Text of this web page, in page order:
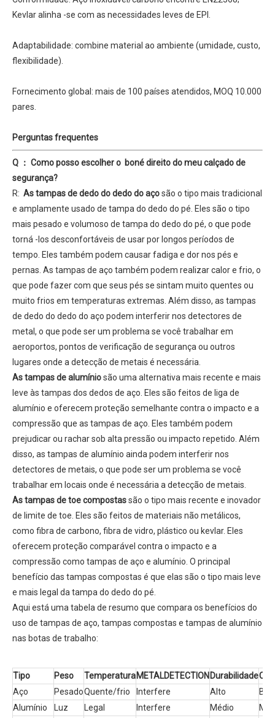
Kevlar alinha -se com as necessidades leves de EPI.
Adaptabilidade: combine material ao ambiente (umidade, custo,
flexibilidade).
Fornecimento global: mais de 100 países atendidos, MOQ 10.000
pares.
Perguntas frequentes
Q ： Como posso escolher o boné direito do meu calçado de
segurança?
R: As tampas de dedo do dedo do açosão o tipo mais tradicional
e amplamente usado de tampa do dedo do pé. Eles são o tipo
mais pesado e volumoso de tampa do dedo do pé, o que pode
torná -los desconfortáveis ​​de usar por longos períodos de
tempo. Eles também podem causar fadiga e dor nos pés e
pernas. As tampas de aço também podem realizar calor e frio, o
que pode fazer com que seus pés se sintam muito quentes ou
muito frios em temperaturas extremas. Além disso, as tampas
de dedo do dedo do aço podem interferir nos detectores de
metal, o que pode ser um problema se você trabalhar em
aeroportos, pontos de verificação de segurança ou outros
lugares onde a detecção de metais é necessária.
As tampas de alumíniosão uma alternativa mais recente e mais
leve às tampas dos dedos de aço. Eles são feitos de liga de
alumínio e oferecem proteção semelhante contra o impacto e a
compressão que as tampas de aço. Eles também podem
prejudicar ou rachar sob alta pressão ou impacto repetido. Além
disso, as tampas de alumínio ainda podem interferir nos
detectores de metais, o que pode ser um problema se você
trabalhar em locais onde é necessária a detecção de metais.
As tampas de toe compostassão o tipo mais recente e inovador
de limite de toe. Eles são feitos de materiais não metálicos,
como fibra de carbono, fibra de vidro, plástico ou kevlar. Eles
oferecem proteção comparável contra o impacto e a
compressão como tampas de aço e alumínio. O principal
benefício das tampas compostas é que elas são o tipo mais leve
e mais legal da tampa do dedo do pé.
Aqui está uma tabela de resumo que compara os benefícios do
uso de tampas de aço, tampas compostas e tampas de alumínio
nas botas de trabalho:
Tipo Peso TemperaturaMETALDETECTION Durabilidade
Aço
PesadoQuente/frio Interfere Alto
Alumínio
Luz Legal Interfere Médio